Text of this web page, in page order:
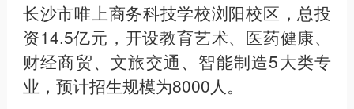
长沙市唯上商务科技学校浏阳校区，总投
资14.5亿元，开设教育艺术、医药健康、
财经商贸、文旅交通、智能制造5大类专
业，预计招生规模为8000人。